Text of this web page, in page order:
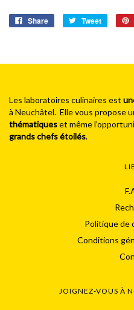
Share Tweet
Les laboratoires culinaires est
à Neuchâtel. Elle vous propose
thématiqueset même
grands chefs étoilés.
Politique de
Conditions
JOIGNEZ-VOUS À